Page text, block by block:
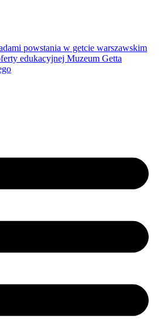
powstania w getcie warszawskim
edukacyjnej Muzeum Getta